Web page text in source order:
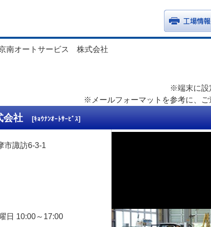
南オートサービス 株式会社
※端末に設
※メールフォーマットを参考に、ご
会社 [ｷｮｳﾅﾝｵｰﾄｻｰﾋﾞｽ]
市諏訪6-3-1
日 10:00～17:00